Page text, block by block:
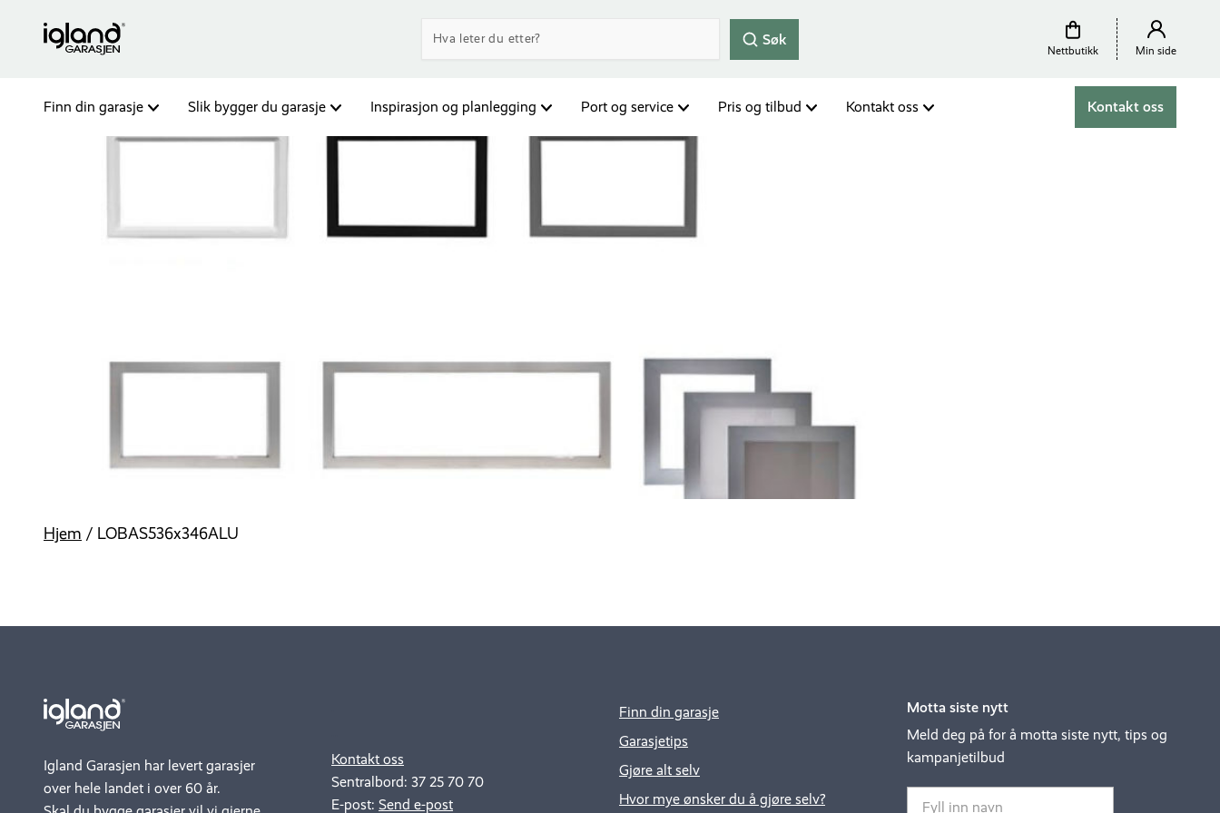
Søk
Nettbutikk Min side
Finn din garasje Slik bygger du garasje Inspirasjon og planlegging Port og service Pris og tilbud Kontakt oss Kontakt oss
Hjem / LOBAS536x346ALU
Igland Garasjen har levert garasjer
over hele landet i over 60 år.
Kontakt oss
Sentralbord: 37 25 70 70
E-post: Send e-post
Finn din garasje
Garasjetips
Gjøre alt selv
Hvor mye ønsker du å gjøre selv?
Motta siste nytt
Meld deg på for å motta siste nytt, tips og
kampanjetilbud